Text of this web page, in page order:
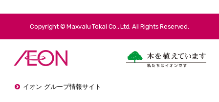
Copyright © Maxvalu Tokai Co., Ltd. All Rights Reserved.
イオン グループ情報サイト